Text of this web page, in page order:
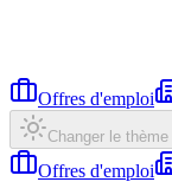
Offres d'emploi
Changer le thème
Offres d'emploi